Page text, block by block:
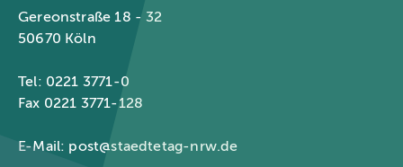
Gereonstraße 18 - 32
50670 Köln
Tel: 0221 3771-0
Fax 0221 3771-128
E-Mail: post@staedtetag-nrw.de